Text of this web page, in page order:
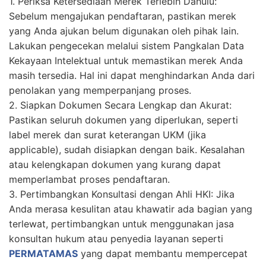
Sebelum mengajukan pendaftaran, pastikan merek
yang Anda ajukan belum digunakan oleh pihak lain.
Lakukan pengecekan melalui sistem Pangkalan Data
Kekayaan Intelektual untuk memastikan merek Anda
masih tersedia. Hal ini dapat menghindarkan Anda dari
penolakan yang memperpanjang proses.
2. Siapkan Dokumen Secara Lengkap dan Akurat:
Pastikan seluruh dokumen yang diperlukan, seperti
label merek dan surat keterangan UKM (jika
applicable), sudah disiapkan dengan baik. Kesalahan
atau kelengkapan dokumen yang kurang dapat
memperlambat proses pendaftaran.
3. Pertimbangkan Konsultasi dengan Ahli HKI: Jika
Anda merasa kesulitan atau khawatir ada bagian yang
terlewat, pertimbangkan untuk menggunakan jasa
konsultan hukum atau penyedia layanan seperti
PERMATAMAS yang dapat membantu mempercepat